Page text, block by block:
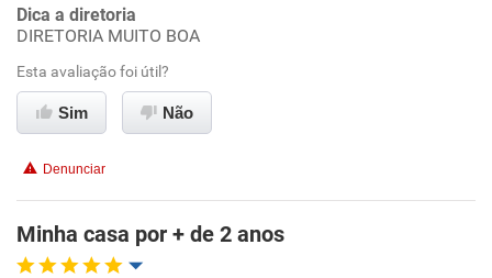
Recomenda a diretoria
Benefícios
Recomenda a diretoria
Dica a diretoria
DIRETORIA MUITO BOA
Esta avaliação foi útil?
Sim Não
Denunciar
Minha casa por + de 2 anos